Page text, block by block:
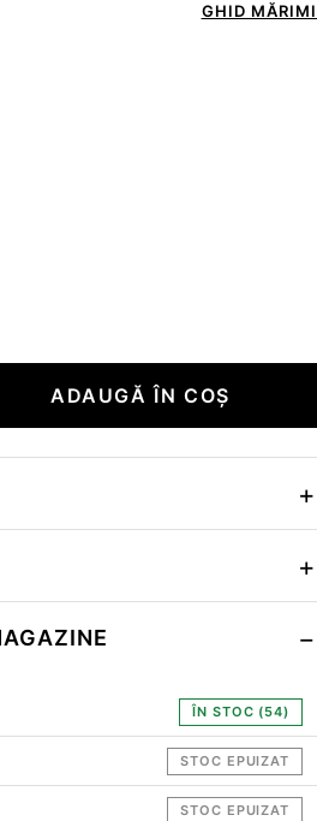
GHID MĂRIMI
ADAUGĂ ÎN COȘ
ÎN STOC (54)
STOC EPUIZAT
STOC EPUIZAT